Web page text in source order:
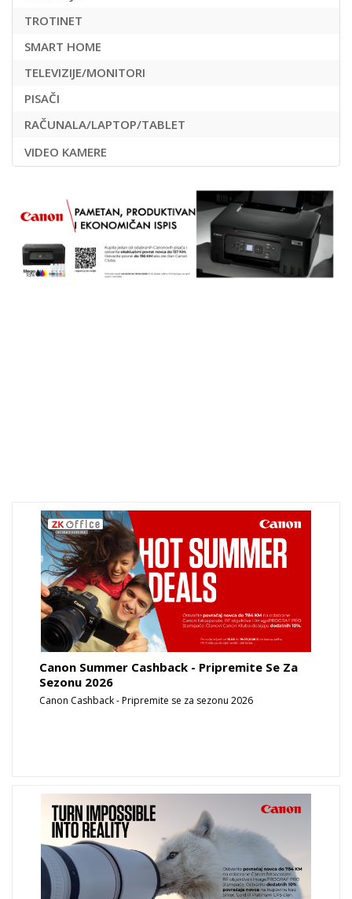
TROTINET
SMART HOME
TELEVIZIJE/MONITORI
PISAČI
RAČUNALA/LAPTOP/TABLET
VIDEO KAMERE
Canon Summer Cashback - Pripremite Se Za
Sezonu 2026
Canon Cashback - Pripremite se za sezonu 2026